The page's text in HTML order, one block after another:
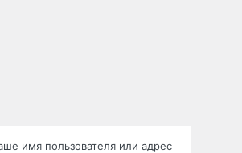
имя пользователя или адрес